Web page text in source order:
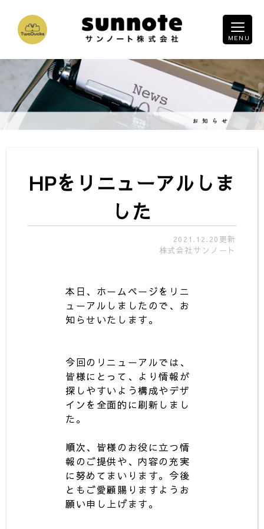
HPをリニューアルしま
した
2021.12.20更新
株式会社サンノート
本日、ホームページをリニ
ューアルしましたので、お
知らせいたします。
今回のリニューアルでは、
皆様にとって、より情報が
探しやすいよう構成やデザ
インを全面的に刷新しまし
た。
順次、皆様のお役に立つ情
報のご提供や、内容の充実
に努めてまいります。今後
ともご愛顧賜りますようお
願い申し上げます。